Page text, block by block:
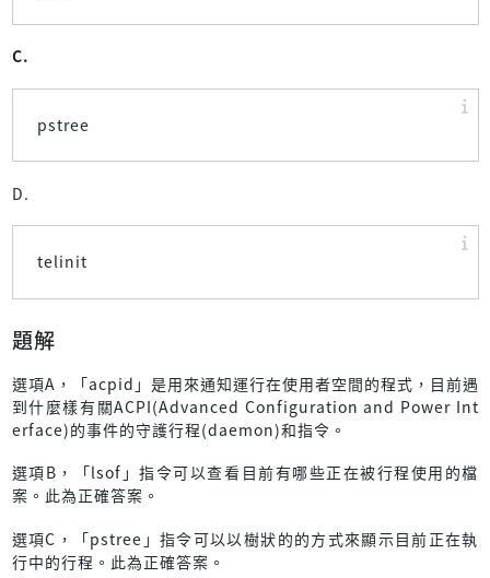
C.
pstree
D.
telinit
題解
選項A，「acpid」是用來通知運行在使用者空間的程式，目前遇
到什麼樣有關ACPI(Advanced Configuration and Power Int
erface)的事件的守護行程(daemon)和指令。
選項B，「lsof」指令可以查看目前有哪些正在被行程使用的檔
案。此為正確答案。
選項C，「pstree」指令可以以樹狀的的方式來顯示目前正在執
行中的行程。此為正確答案。